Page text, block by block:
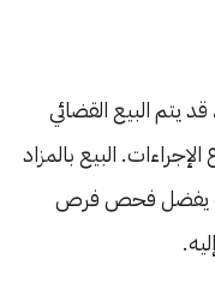
يتم البيع القضائي
البيع بالمزاد
يفضل فحص فرص